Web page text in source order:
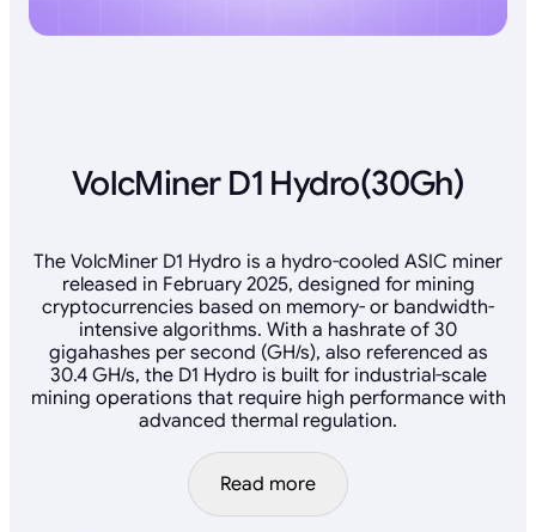
VolcMiner D1 Hydro(30Gh)
The VolcMiner D1 Hydro is a hydro-cooled ASIC miner
released in February 2025, designed for mining
cryptocurrencies based on memory- or bandwidth-
intensive algorithms. With a hashrate of 30
gigahashes per second (GH/s), also referenced as
30.4 GH/s, the D1 Hydro is built for industrial-scale
mining operations that require high performance with
advanced thermal regulation.
Read more